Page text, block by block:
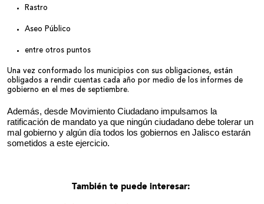
Rastro
Aseo Público
entre otros puntos
Una vez conformado los municipios con sus obligaciones, están
obligados a rendir cuentas cada año por medio de los informes de
gobierno en el mes de septiembre.
Además, desde Movimiento Ciudadano impulsamos la
ratificación de mandato ya que ningún ciudadano debe tolerar un
mal gobierno y algún día todos los gobiernos en Jalisco estarán
sometidos a este ejercicio.
También te puede interesar: